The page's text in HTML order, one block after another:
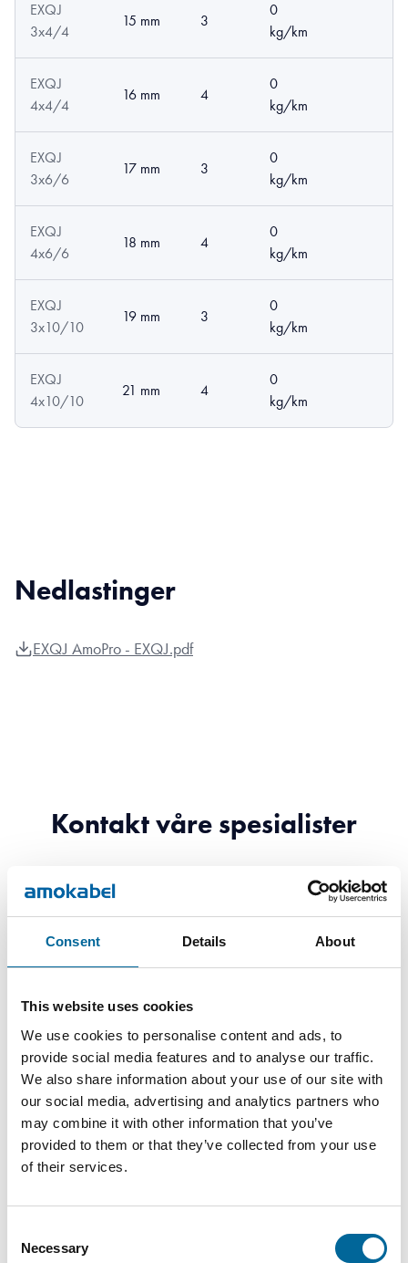
Consent Details About
This website uses cookies
We use cookies to personalise content and ads, to
provide social media features and to analyse our traffic.
We also share information about your use of our site with
our social media, advertising and analytics partners who
may combine it with other information that you’ve
provided to them or that they’ve collected from your use
of their services.
Selection
Necessary
EXQJ
3x4/4
15 mm 3
0
kg/km
EXQJ
4x4/4
16 mm 4
0
kg/km
EXQJ
3x6/6
17 mm 3
0
kg/km
EXQJ
4x6/6
18 mm 4
0
kg/km
EXQJ
3x10/10
19 mm 3
0
kg/km
EXQJ
4x10/10
21 mm 4
0
kg/km
Nedlastinger
EXQJ AmoPro - EXQJ.pdf
Kontakt våre spesialister
+46 481 750 820